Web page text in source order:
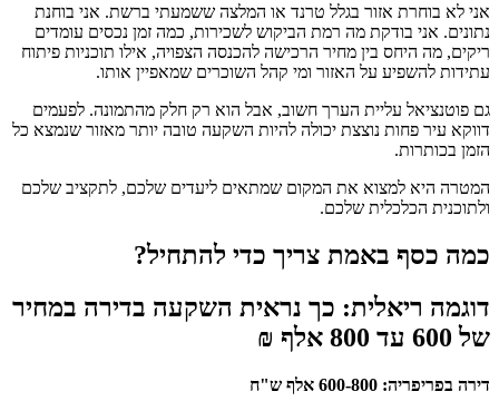
אני לא בוחרת אזור בגלל טרנד או המלצה ששמעתי ברשת. אני בוחנת
נתונים. אני בודקת מה רמת הביקוש לשכירות, כמה זמן נכסים עומדים
ריקים, מה היחס בין מחיר הרכישה להכנסה הצפויה, אילו תוכניות פיתוח
עתידות להשפיע על האזור ומי קהל השוכרים שמאפיין אותו.
גם פוטנציאל עליית הערך חשוב, אבל הוא רק חלק מהתמונה. לפעמים
דווקא עיר פחות נוצצת יכולה להיות השקעה טובה יותר מאזור שנמצא כל
הזמן בכותרות.
המטרה היא למצוא את המקום שמתאים ליעדים שלכם, לתקציב שלכם
ולתוכנית הכלכלית שלכם.
כמה כסף באמת צריך כדי להתחיל?
דוגמה ריאלית: כך נראית השקעה בדירה במחיר
של 600 עד 800 אלף ₪
דירה בפריפריה: 600-800 אלף ש"ח